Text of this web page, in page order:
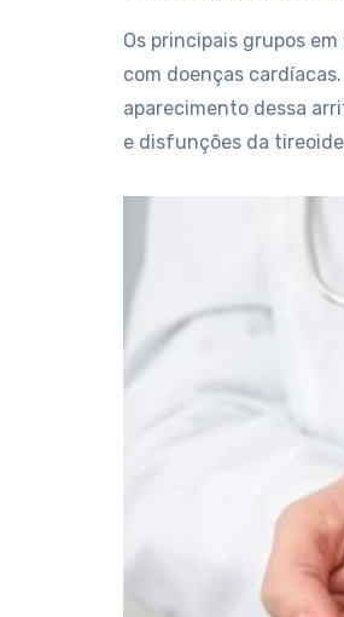
Os principais grupos
com doenças
aparecimento dessa
e disfunções da